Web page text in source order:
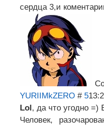
сердца 3,и
YURIIMkZERO # 5
Lol, да что угодно =)
Человек,